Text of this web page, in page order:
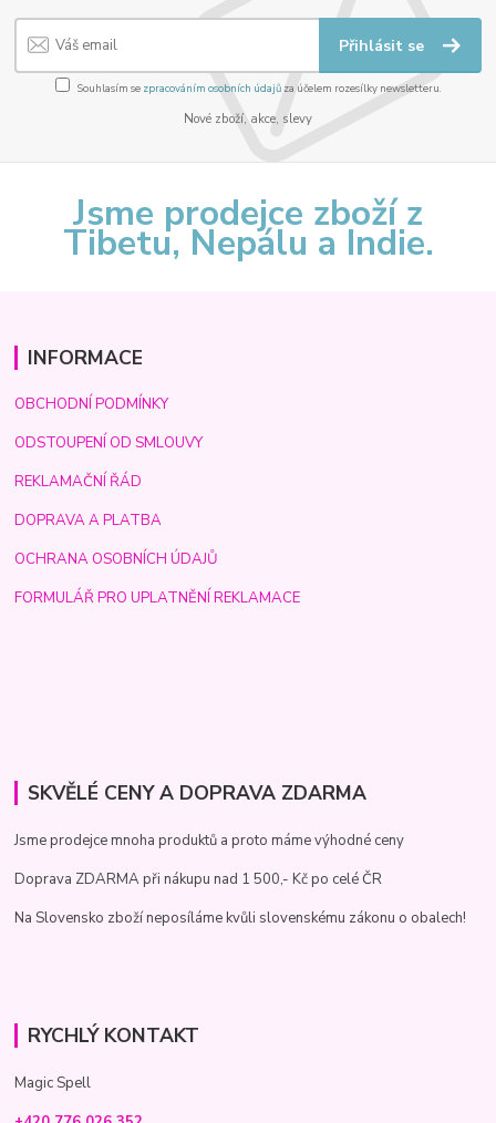
Přihlásit se
Souhlasím se zpracováním osobních údajůza účelem rozesílky newsletteru.
Nové zboží, akce, slevy
Jsme prodejce zboží z
Tibetu, Nepálu a Indie.
INFORMACE
OBCHODNÍ PODMÍNKY
ODSTOUPENÍ OD SMLOUVY
REKLAMAČNÍ ŘÁD
DOPRAVA A PLATBA
OCHRANA OSOBNÍCH ÚDAJŮ
FORMULÁŘ PRO UPLATNĚNÍ REKLAMACE
SKVĚLÉ CENY A DOPRAVA ZDARMA
Jsme prodejce mnoha produktů a proto máme výhodné ceny
Doprava ZDARMA při nákupu nad 1 500,- Kč po celé ČR
Na Slovensko zboží neposíláme kvůli slovenskému zákonu o obalech!
RYCHLÝ KONTAKT
Magic Spell